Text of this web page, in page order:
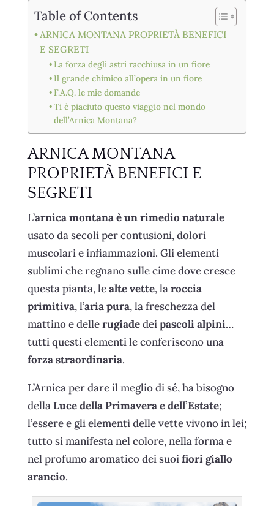
Table of Contents
ARNICA MONTANA PROPRIETÀ BENEFICI
E SEGRETI
La forza degli astri racchiusa in un fiore
Il grande chimico all’opera in un fiore
F.A.Q. le mie domande
Ti è piaciuto questo viaggio nel mondo
dell’Arnica Montana?
ARNICA MONTANA
PROPRIETÀ BENEFICI E
SEGRETI
L’arnica montana è un rimedio naturale
usato da secoli per contusioni, dolori
muscolari e infiammazioni. Gli elementi
sublimi che regnano sulle cime dove cresce
questa pianta, lealte vette, laroccia
primitiva, l’aria pura, la freschezza del
mattino e dellerugiadedeipascoli alpini…
tutti questi elementi le conferiscono una
forza straordinaria.
L’Arnica per dare il meglio di sé, ha bisogno
dellaLuce della Primavera e dell’Estate;
l’essere e gli elementi delle vette vivono in lei;
tutto si manifesta nel colore, nella forma e
nel profumo aromatico dei suoifiori giallo
arancio.